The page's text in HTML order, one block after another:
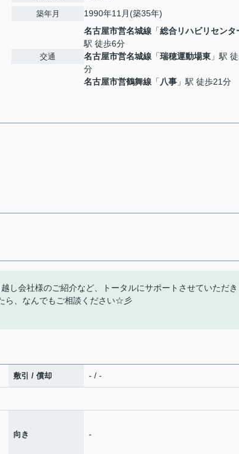
築年月 1990年11月(築35年)
交通
名古屋市営名城線 「総合リハビリセンタ
駅 徒歩6分
名古屋市営名城線 「瑞穂運動場東 」駅
分
名古屋市営鶴舞線 「 八事 」駅 徒歩21分
し会社様のご紹介など、トータルにサポートさせていただ
ら、なんでもご相談ください☆彡
敷引 / 償却 - / -
向き -